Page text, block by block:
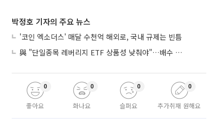
박정호 기자의 주요 뉴스
'코인 엑소더스' 매달 수천억 해외로, 국내 규제는 빈틈
與 "단일종목 레버리지 ETF 상품성 낮춰야"…배수 조정안도 거론
좋아요
0
화나요
0
슬퍼요
0
추가취재 원해요
0